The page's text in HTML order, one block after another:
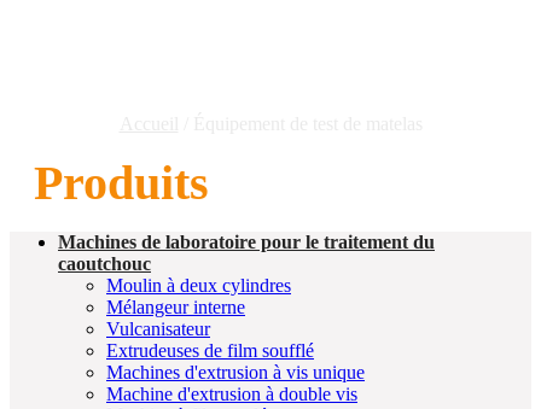
Produits
Machines de laboratoire pour le traitement du
caoutchouc
Moulin à deux cylindres
Mélangeur interne
Vulcanisateur
Extrudeuses de film soufflé
Machines d'extrusion à vis unique
Machine d'extrusion à double vis